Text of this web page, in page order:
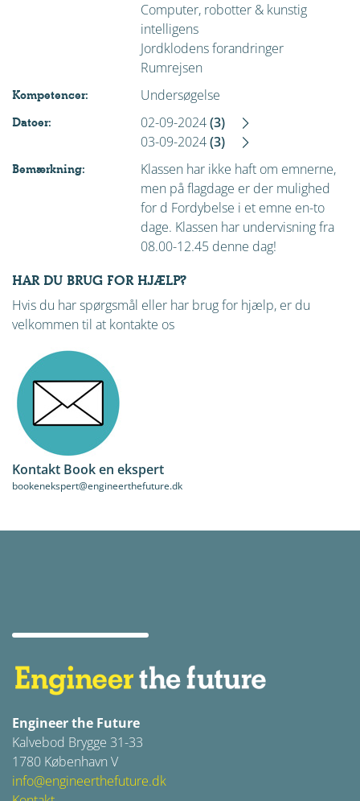
Computer, robotter & kunstig
intelligens
Jordklodens forandringer
Rumrejsen
Kompetencer: Undersøgelse
Datoer: 02-09-2024(3)
03-09-2024(3)
Bemærkning:
Klassen har ikke haft om emnerne,
men på flagdage er der mulighed
for d Fordybelse i et emne en-to
dage. Klassen har undervisning fra
08.00-12.45 denne dag!
HAR DU BRUG FOR HJÆLP?
Hvis du har spørgsmål eller har brug for hjælp, er du
velkommen til at kontakte os
Kontakt Book en ekspert
bookenekspert@engineerthefuture.dk
Engineer the Future
Kalvebod Brygge 31-33
1780 København V
info@engineerthefuture.dk